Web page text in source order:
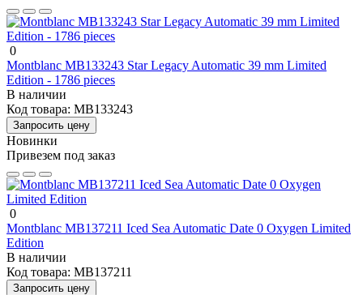
0
Montblanc MB133243 Star Legacy Automatic 39 mm Limited
Edition - 1786 pieces
В наличии
Код товара: MB133243
Запросить цену
Новинки
Привезем под заказ
0
Montblanc MB137211 Iced Sea Automatic Date 0 Oxygen Limited
Edition
В наличии
Код товара: MB137211
Запросить цену